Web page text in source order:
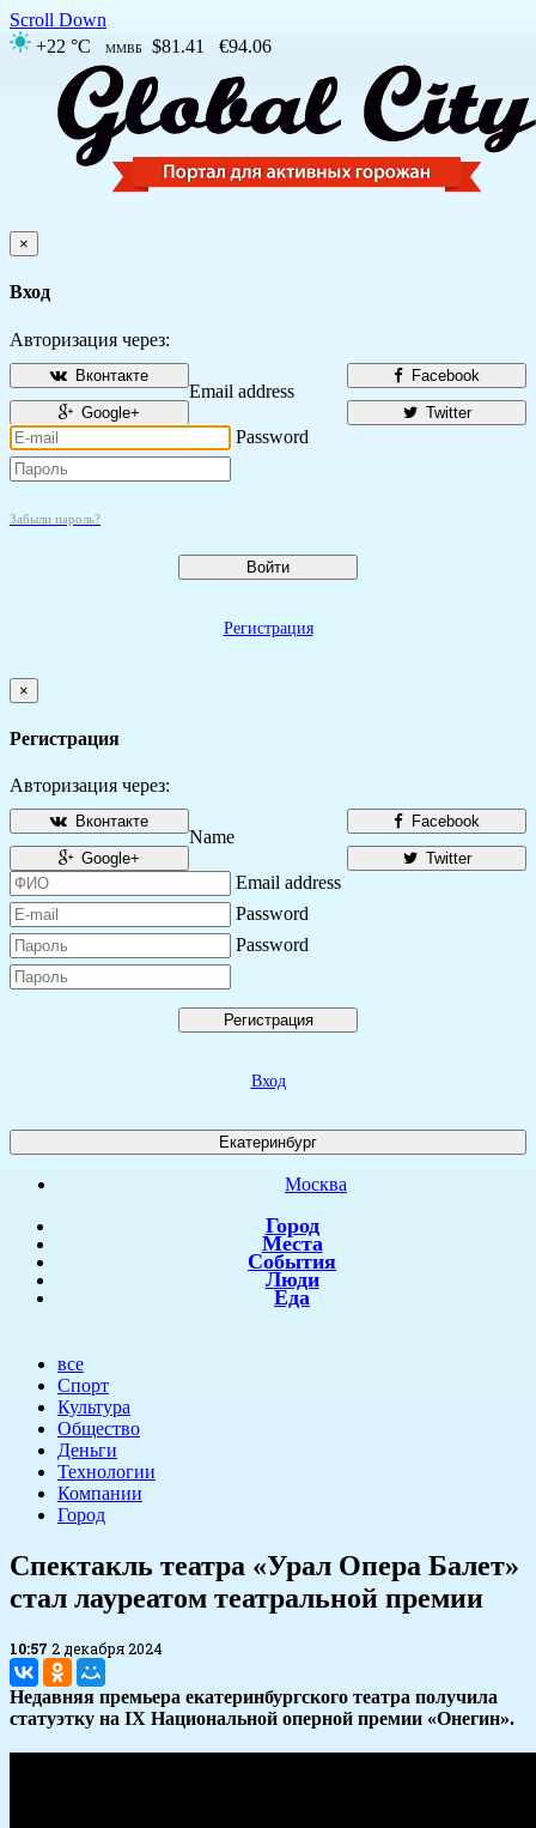
Scroll Down
+22 °C
ММВБ $81.41 €94.06
×
Вход
Авторизация через:
Facebook
Вконтакте
Twitter
Google+
Email address
Password
Забыли пароль?
Войти
Регистрация
×
Регистрация
Авторизация через:
Facebook
Вконтакте
Twitter
Google+
Name
Email address
Password
Password
Регистрация
Вход
Екатеринбург
Москва
Город
Места
События
Люди
Еда
все
Спорт
Культура
Общество
Деньги
Технологии
Компании
Город
​Спектакль театра «Урал Опера Балет»
стал лауреатом театральной премии
10:57 2 декабря 2024
Недавняя премьера екатеринбургского театра получила
статуэтку на IX Национальной оперной премии «Онегин».